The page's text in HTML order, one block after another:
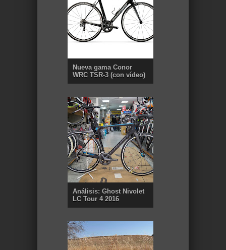
Nueva gama Conor
WRC TSR-3 (con vídeo)
Análisis: Ghost Nivolet
LC Tour 4 2016